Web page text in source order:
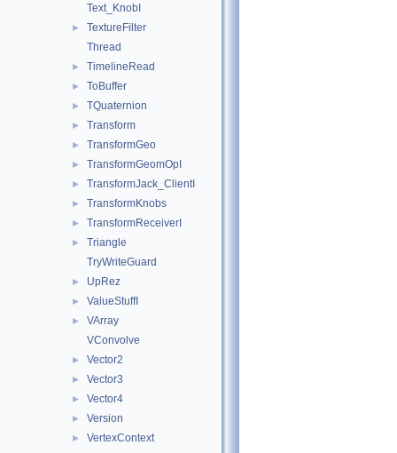
Text_KnobI
►
TextureFilter
Thread
► TimelineRead
► ToBuffer
► TQuaternion
► Transform
► TransformGeo
► TransformGeomOpI
► TransformJack_ClientI
► TransformKnobs
► TransformReceiverI
►
Triangle
TryWriteGuard
► UpRez
► ValueStuffI
►
VArray
VConvolve
► Vector2
► Vector3
► Vector4
► Version
► VertexContext